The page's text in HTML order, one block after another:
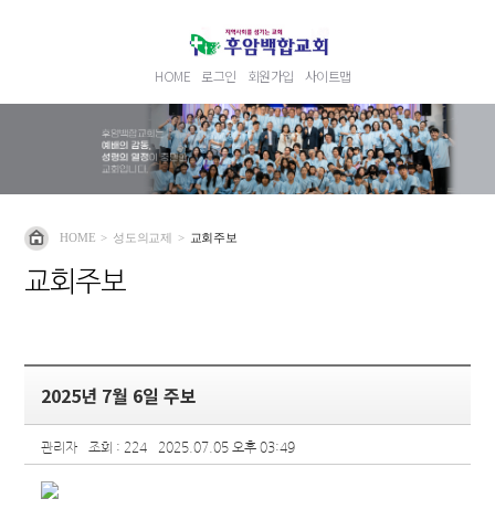
HOME 로그인 회원가입 사이트맵
HOME > 성도의교제 > 교회주보
교회주보
2025년 7월 6일 주보
관리자 조회 : 224 2025.07.05 오후 03:49